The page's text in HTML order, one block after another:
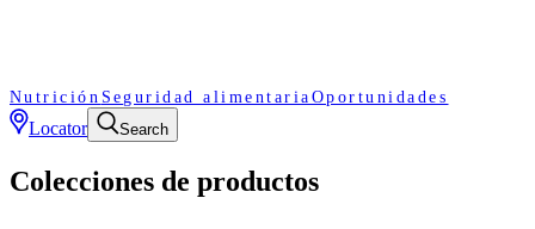
Nutrición Seguridad alimentaria Oportunidades
Locator Search
Colecciones de productos